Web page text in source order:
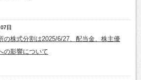
日
の株式分割は2025/6/27、配当金、株主優
の影響について